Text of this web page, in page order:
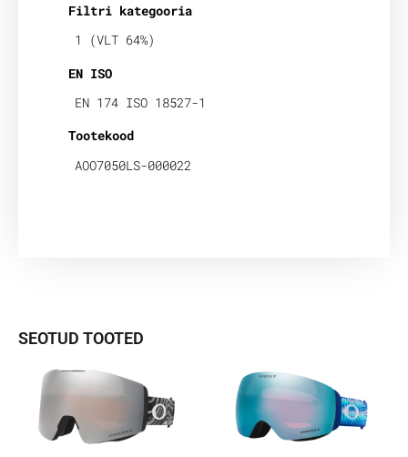
Filtri kategooria
1 (VLT 64%)
EN ISO
EN 174 ISO 18527-1
Tootekood
AOO7050LS-000022
SEOTUD TOOTED